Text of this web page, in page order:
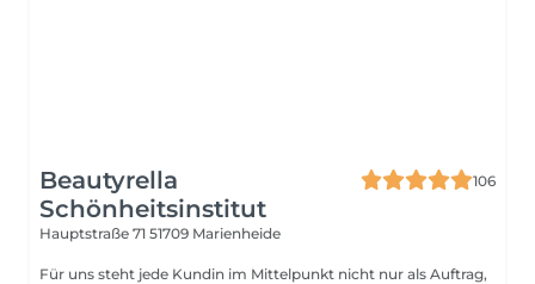
Beautyrella
Schönheitsinstitut
106
Hauptstraße 71 51709 Marienheide
Für uns steht jede Kundin im Mittelpunkt nicht nur als Auftrag,